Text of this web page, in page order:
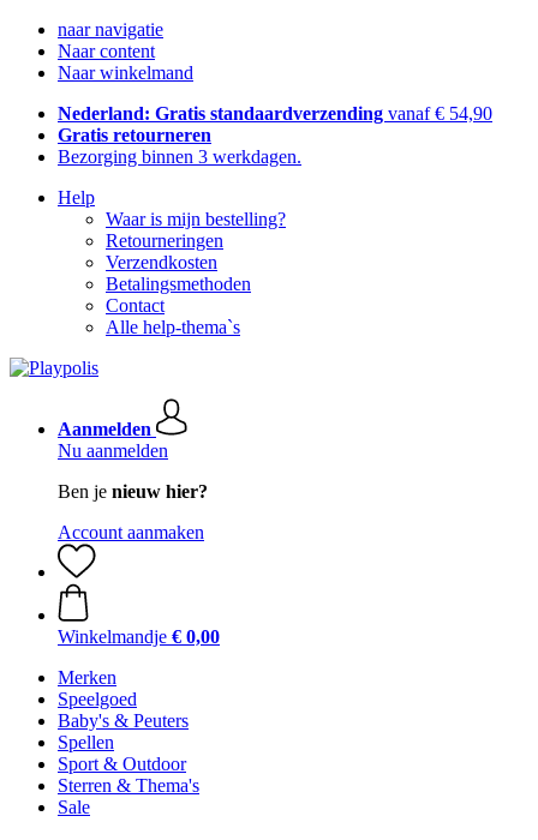
naar navigatie
Naar content
Naar winkelmand
Nederland: Gratis standaardverzending vanaf € 54,90
Gratis retourneren
Bezorging binnen 3 werkdagen.
Help
Waar is mijn bestelling?
Retourneringen
Verzendkosten
Betalingsmethoden
Contact
Alle help-thema`s
Aanmelden
Nu aanmelden
Ben je nieuw hier?
Account aanmaken
Winkelmandje € 0,00
Merken
Speelgoed
Baby's & Peuters
Spellen
Sport & Outdoor
Sterren & Thema's
Sale